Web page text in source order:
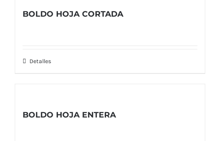
BOLDO HOJA CORTADA
Detalles
BOLDO HOJA ENTERA